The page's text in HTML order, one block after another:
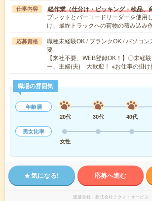
仕事内容 軽作業（仕分け・ピッキング・検品、
ブレットとバーコードリーダーを使用
け、最終トラックへの荷物の積み込み
応募資格
職種未経験OK / ブランクOK / パソコン
要
【来社不要、WEB登録OK！】〇未経
ー、主婦(夫) 大歓迎！ ※お仕事の掛
職場の雰囲気
年齢層
20代
30代 40代
男女比率
女性
気になる! 応募へ進む
派遣会社 株式会社テクノ・サービス